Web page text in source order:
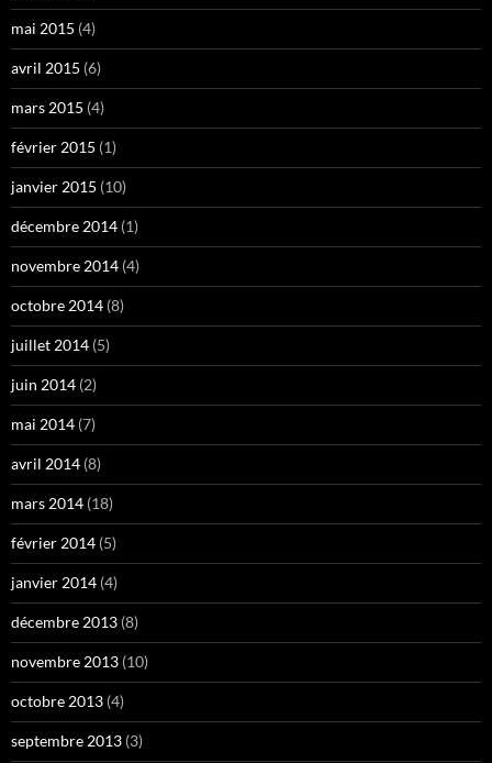
mai 2015 (4)
avril 2015 (6)
mars 2015 (4)
février 2015 (1)
janvier 2015 (10)
décembre 2014 (1)
novembre 2014 (4)
octobre 2014 (8)
juillet 2014 (5)
juin 2014 (2)
mai 2014 (7)
avril 2014 (8)
mars 2014 (18)
février 2014 (5)
janvier 2014 (4)
décembre 2013 (8)
novembre 2013 (10)
octobre 2013 (4)
septembre 2013 (3)